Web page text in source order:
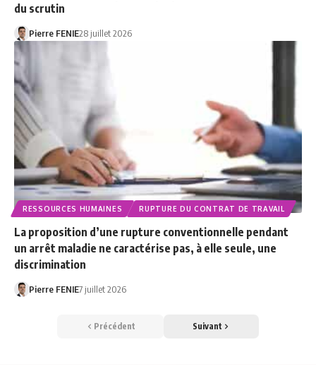
du scrutin
Pierre FENIE28 juillet 2026
RESSOURCES HUMAINES RUPTURE DU CONTRAT DE TRAVAIL
La proposition d’une rupture conventionnelle pendant
un arrêt maladie ne caractérise pas, à elle seule, une
discrimination
Pierre FENIE7 juillet 2026
Précédent Suivant